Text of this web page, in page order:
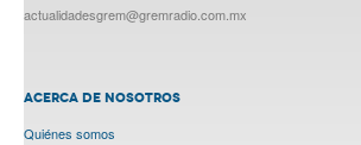
actualidadesgrem@gremradio.com.mx
ACERCA DE NOSOTROS
Quiénes somos